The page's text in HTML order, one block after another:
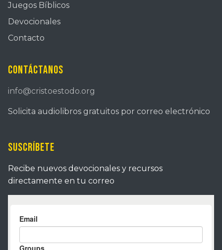
Juegos Bíblicos
Devocionales
Contacto
Contáctanos
info@cristoestodo.org
Solicita audiolibros gratuitos por correo electrónico
Suscríbete
Recibe nuevos devocionales y recursos
directamente en tu correo